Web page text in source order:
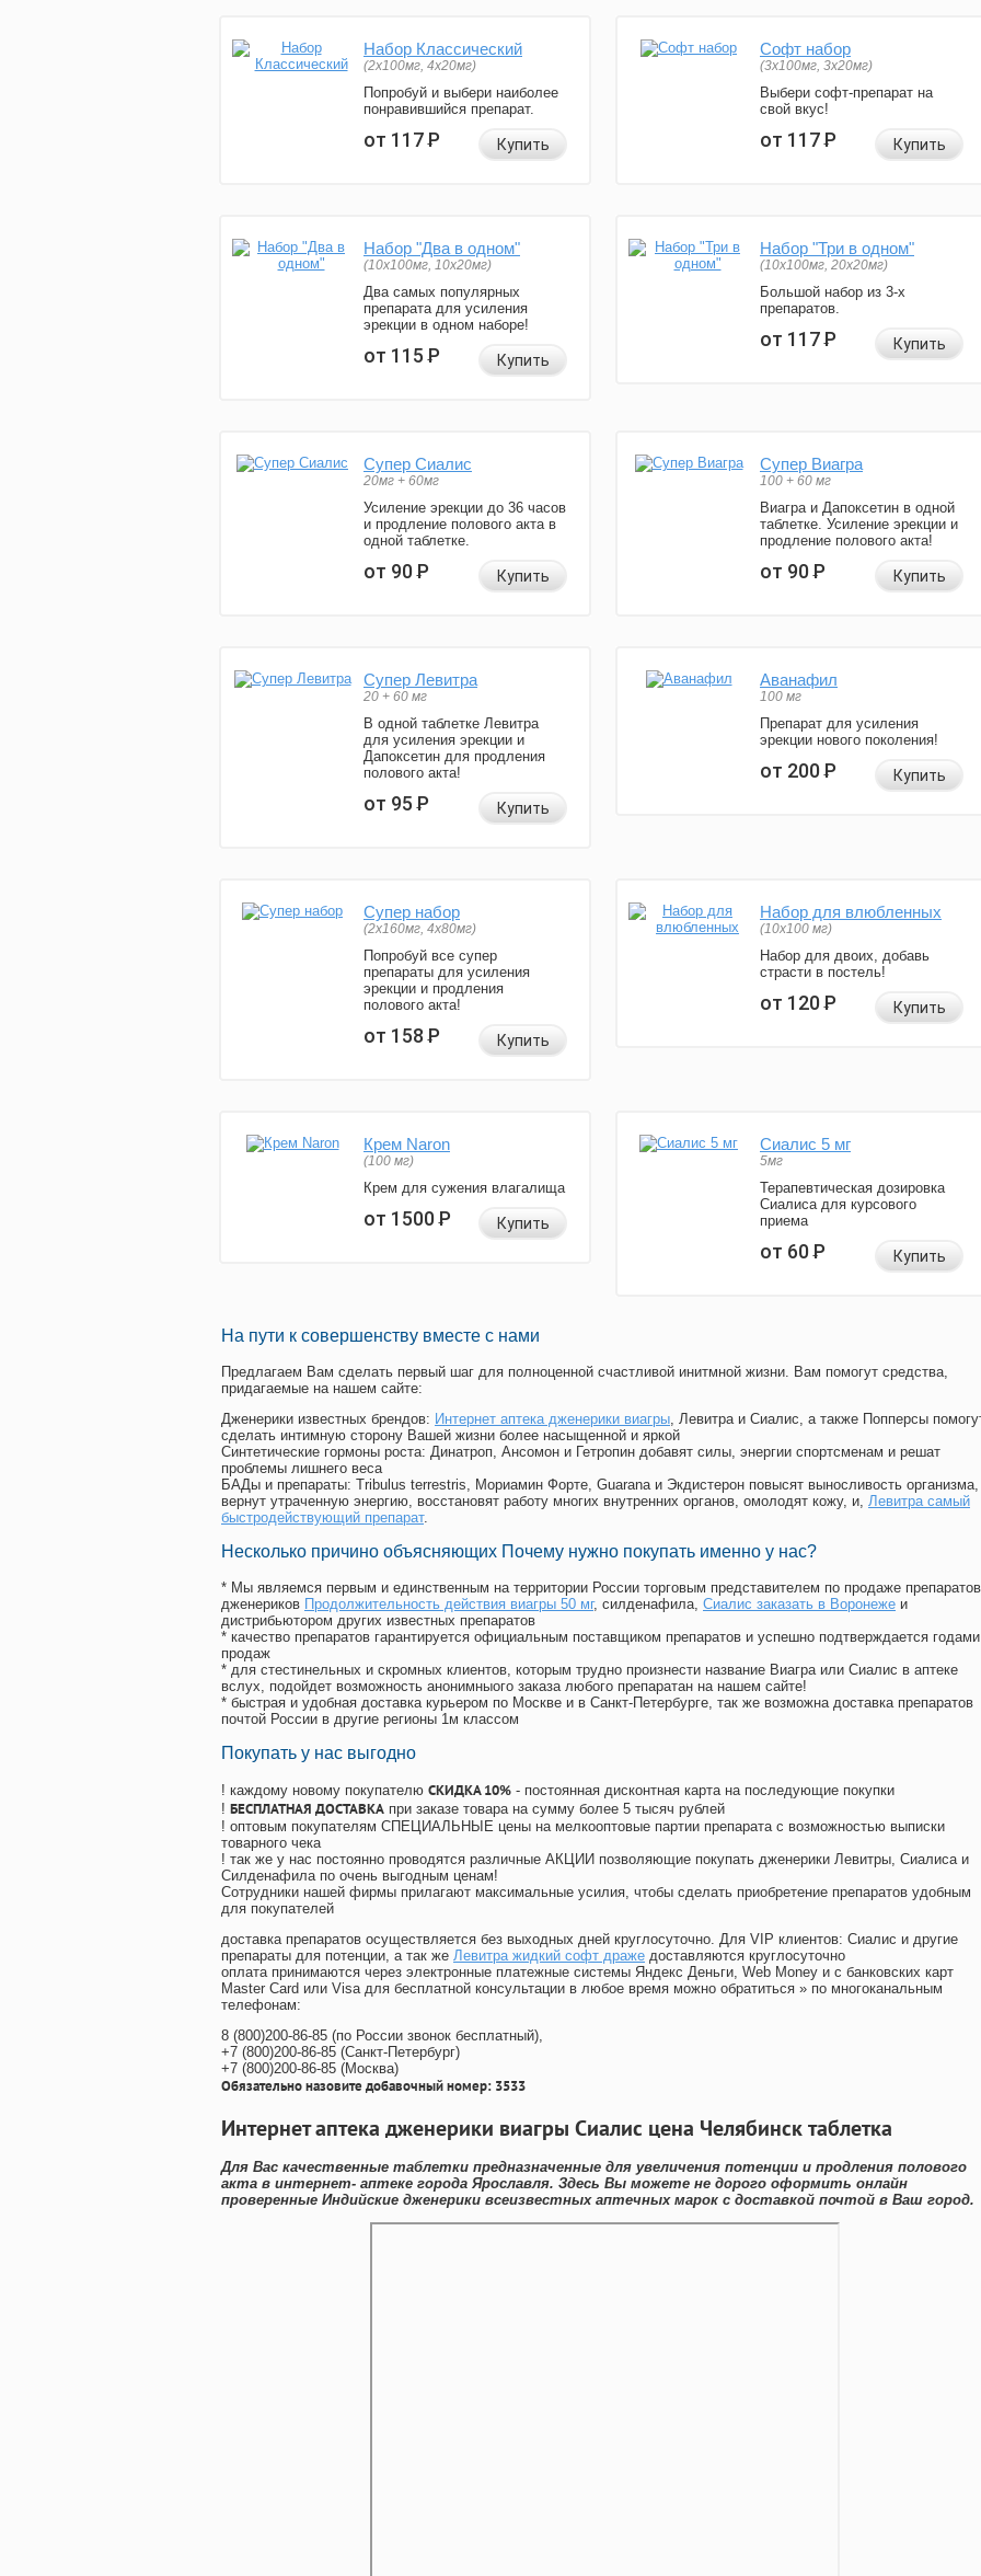
Набор Классический
(2x100мг, 4x20мг)
Попробуй и выбери наиболее
понравившийся препарат.
от 117Р Купить
Софт набор
(3x100мг, 3x20мг)
Выбери софт-препарат на
свой вкус!
от 117Р Купить
Набор "Два в одном"
(10x100мг, 10x20мг)
Два самых популярных
препарата для усиления
эрекции в одном наборе!
от 115Р Купить
Набор "Три в одном"
(10x100мг, 20x20мг)
Большой набор из 3-х
препаратов.
от 117Р Купить
Супер Сиалис
20мг + 60мг
Усиление эрекции до 36 часов
и продление полового акта в
одной таблетке.
от 90Р Купить
Супер Виагра
100 + 60 мг
Виагра и Дапоксетин в одной
таблетке. Усиление эрекции и
продление полового акта!
от 90Р Купить
Супер Левитра
20 + 60 мг
В одной таблетке Левитра
для усиления эрекции и
Дапоксетин для продления
полового акта!
от 95Р Купить
Аванафил
100 мг
Препарат для усиления
эрекции нового поколения!
от 200Р Купить
Супер набор
(2х160мг, 4х80мг)
Попробуй все супер
препараты для усиления
эрекции и продления
полового акта!
от 158Р Купить
Набор для влюбленных
(10х100 мг)
Набор для двоих, добавь
страсти в постель!
от 120Р Купить
Крем Naron
(100 мг)
Крем для сужения влагалища
от 1500Р Купить
Сиалис 5 мг
5мг
Терапевтическая дозировка
Сиалиса для курсового
приема
от 60Р Купить
На пути к совершенству вместе с нами
Предлагаем Вам сделать первый шаг для полноценной счастливой инитмной жизни. Вам помогут средства,
придагаемые на нашем сайте:
Дженерики известных брендов: Интернет аптека дженерики виагры, Левитра и Сиалис, а также Попперсы
сделать интимную сторону Вашей жизни более насыщенной и яркой
Синтетические гормоны роста: Динатроп, Ансомон и Гетропин добавят силы, энергии спортсменам и решат
проблемы лишнего веса
БАДы и препараты: Tribulus terrestris, Мориамин Форте, Guarana и Экдистерон повысят выносливость организма,
вернут утраченную энергию, восстановят работу многих внутренних органов, омолодят кожу, и, Левитра самый
быстродействующий препарат.
Несколько причино объясняющих Почему нужно покупать именно у нас?
* Мы являемся первым и единственным на территории России торговым представителем по продаже препаратов
дженериков Продолжительность действия виагры 50 мг, силденафила, Сиалис заказать в Воронеже и
дистрибьютором других известных препаратов
* качество препаратов гарантируется официальным поставщиком препаратов и успешно подтверждается годами
продаж
* для стестинельных и скромных клиентов, которым трудно произнести название Виагра или Сиалис в аптеке
вслух, подойдет возможность анонимныого заказа любого препаратан на нашем сайте!
* быстрая и удобная доставка курьером по Москве и в Санкт-Петербурге, так же возможна доставка препаратов
почтой России в другие регионы 1м классом
Покупать у нас выгодно
! каждому новому покупателю СКИДКА 10% - постоянная дисконтная карта на последующие покупки
! БЕСПЛАТНАЯ ДОСТАВКА при заказе товара на сумму более 5 тысяч рублей
! оптовым покупателям СПЕЦИАЛЬНЫЕ цены на мелкооптовые партии препарата с возможностью выписки
товарного чека
! так же у нас постоянно проводятся различные АКЦИИ позволяющие покупать дженерики Левитры, Сиалиса и
Силденафила по очень выгодным ценам!
Cотрудники нашей фирмы прилагают максимальные усилия, чтобы сделать приобретение препаратов удобным
для покупателей
доставка препаратов осуществляется без выходных дней круглосуточно. Для VIP клиентов: Сиалис и другие
препараты для потенции, а так же Левитра жидкий софт драже доставляются круглосуточно
оплата принимаются через электронные платежные системы Яндекс Деньги, Web Money и с банковских карт
Master Card или Visa для бесплатной консультации в любое время можно обратиться » по многоканальным
телефонам:
8 (800)200-86-85 (по России звонок бесплатный),
+7 (800)200-86-85 (Санкт-Петербург)
+7 (800)200-86-85 (Москва)
Обязательно назовите добавочный номер: 3533
Интернет аптека дженерики виагры Сиалис цена Челябинск таблетка
Для Вас качественные таблетки предназначенные для увеличения потенции и продления полового
акта в интернет- аптеке города Ярославля. Здесь Вы можете не дорого оформить онлайн
проверенные Индийские дженерики всеизвестных аптечных марок с доставкой почтой в Ваш город.